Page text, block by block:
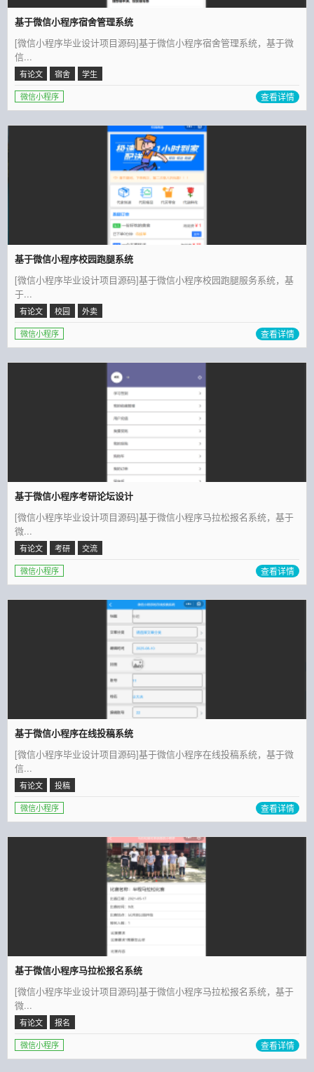
基于微信小程序宿舍管理系统
[微信小程序毕业设计项目源码]基于微信小程序宿舍管理系统，基于微
信...
有论文 宿舍 学生
微信小程序 查看详情
基于微信小程序校园跑腿系统
[微信小程序毕业设计项目源码]基于微信小程序校园跑腿服务系统，基
于...
有论文 校园 外卖
微信小程序 查看详情
基于微信小程序考研论坛设计
[微信小程序毕业设计项目源码]基于微信小程序马拉松报名系统，基于
微...
有论文 考研 交流
微信小程序 查看详情
基于微信小程序在线投稿系统
[微信小程序毕业设计项目源码]基于微信小程序在线投稿系统，基于微
信...
有论文 投稿
微信小程序 查看详情
基于微信小程序马拉松报名系统
[微信小程序毕业设计项目源码]基于微信小程序马拉松报名系统，基于
微...
有论文 报名
微信小程序 查看详情